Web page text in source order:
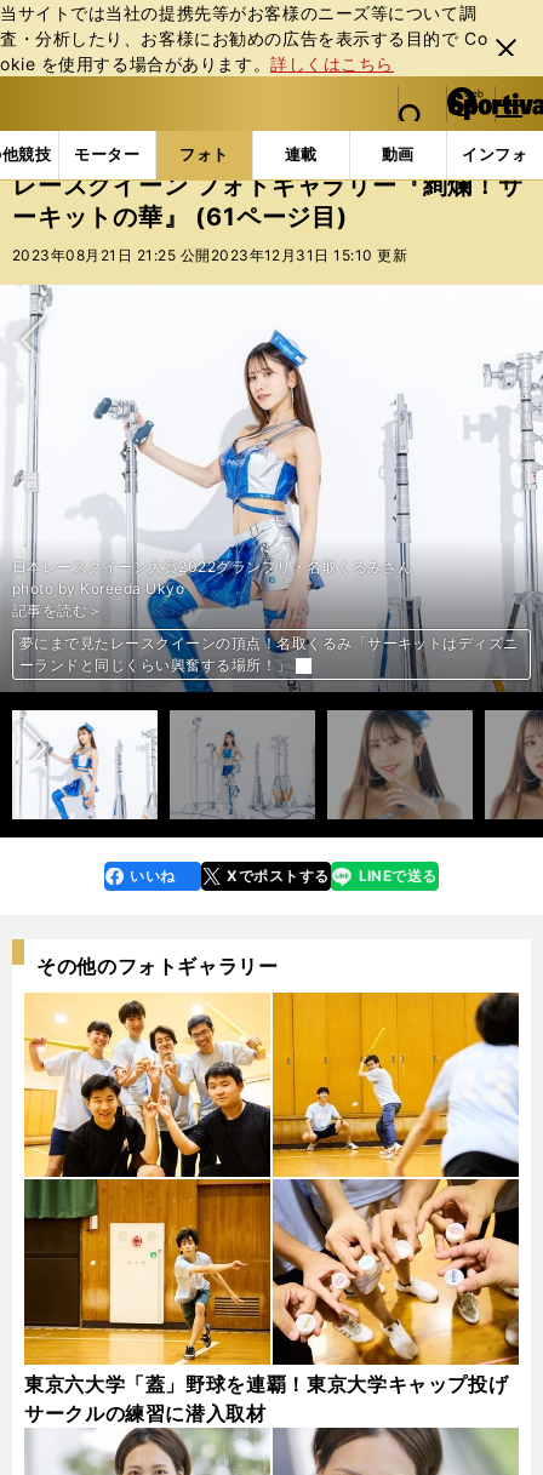
当サイトでは当社の提携先等がお客様のニーズ等について調
査・分析したり、お客様にお勧めの広告を表⽰する⽬的で Co
okie を使⽤する場合があります。詳しくはこちら
閉じ
る
web Sportiva (webスポルティーバ)
検索
マイペ
ー
ジ
メニュ
競技 モーター フォト 連載 動画 インフォ
b
ス
ポ
ル
ー
バ
フォトギャラリー スポーツビーナスギャラリー レ
レースクイーン フォトギャラリー『絢爛！サ
ーキットの華』 (61ページ目)
2023年08月21日 21:25 公開 2023年12月31日 15:10 更新
次へ
photo by Yoshida Shigenobu
前編「DeNAチア、RIZINガール、ファッションモデル...19人のレースク
イーンがスーパーフォーミュラに集結！」＞＞
後編「伝説のトップレースクイーンやK-1ガールズも...19人のレースクイ
ーンがサーキットに華を添える！」＞＞
photo by Yoshida Shigenobu
前編「DeNAチア、RIZINガール、ファッションモデル...19人のレースク
イーンがスーパーフォーミュラに集結！」＞＞
後編「伝説のトップレースクイーンやK-1ガールズも...19人のレースクイ
ーンがサーキットに華を添える！」＞＞
photo by Yoshida Shigenobu
前編「DeNAチア、RIZINガール、ファッションモデル...19人のレースク
イーンがスーパーフォーミュラに集結！」＞＞
後編「伝説のトップレースクイーンやK-1ガールズも...19人のレースクイ
ーンがサーキットに華を添える！」＞＞
photo by Yoshida Shigenobu
前編「DeNAチア、RIZINガール、ファッションモデル...19人のレースク
イーンがスーパーフォーミュラに集結！」＞＞
後編「伝説のトップレースクイーンやK-1ガールズも...19人のレースクイ
ーンがサーキットに華を添える！」＞＞
photo by Yoshida Shigenobu
前編「DeNAチア、RIZINガール、ファッションモデル...19人のレースク
イーンがスーパーフォーミュラに集結！」＞＞
後編「伝説のトップレースクイーンやK-1ガールズも...19人のレースクイ
ーンがサーキットに華を添える！」＞＞
photo by Yoshida Shigenobu
前編「DeNAチア、RIZINガール、ファッションモデル...19人のレースク
イーンがスーパーフォーミュラに集結！」＞＞
後編「伝説のトップレースクイーンやK-1ガールズも...19人のレースクイ
ーンがサーキットに華を添える！」＞＞
photo by Yoshida Shigenobu
前編「DeNAチア、RIZINガール、ファッションモデル...19人のレースク
イーンがスーパーフォーミュラに集結！」＞＞
後編「伝説のトップレースクイーンやK-1ガールズも...19人のレースクイ
ーンがサーキットに華を添える！」＞＞
photo by Yoshida Shigenobu
前編「DeNAチア、RIZINガール、ファッションモデル...19人のレースク
イーンがスーパーフォーミュラに集結！」＞＞
後編「伝説のトップレースクイーンやK-1ガールズも...19人のレースクイ
ーンがサーキットに華を添える！」＞＞
photo by Yoshida Shigenobu
前編「DeNAチア、RIZINガール、ファッションモデル...19人のレースク
イーンがスーパーフォーミュラに集結！」＞＞
後編「伝説のトップレースクイーンやK-1ガールズも...19人のレースクイ
ーンがサーキットに華を添える！」＞＞
photo by Yoshida Shigenobu
前編「DeNAチア、RIZINガール、ファッションモデル...19人のレースク
イーンがスーパーフォーミュラに集結！」＞＞
後編「伝説のトップレースクイーンやK-1ガールズも...19人のレースクイ
ーンがサーキットに華を添える！」＞＞
photo by Yoshida Shigenobu
前編「DeNAチア、RIZINガール、ファッションモデル...19人のレースク
イーンがスーパーフォーミュラに集結！」＞＞
後編「伝説のトップレースクイーンやK-1ガールズも...19人のレースクイ
ーンがサーキットに華を添える！」＞＞
photo by Yoshida Shigenobu
前編「DeNAチア、RIZINガール、ファッションモデル...19人のレースク
イーンがスーパーフォーミュラに集結！」＞＞
後編「伝説のトップレースクイーンやK-1ガールズも...19人のレースクイ
ーンがサーキットに華を添える！」＞＞
photo by Yoshida Shigenobu
前編「DeNAチア、RIZINガール、ファッションモデル...19人のレースク
イーンがスーパーフォーミュラに集結！」＞＞
後編「伝説のトップレースクイーンやK-1ガールズも...19人のレースクイ
ーンがサーキットに華を添える！」＞＞
photo by Yoshida Shigenobu
前編「DeNAチア、RIZINガール、ファッションモデル...19人のレースク
イーンがスーパーフォーミュラに集結！」＞＞
後編「伝説のトップレースクイーンやK-1ガールズも...19人のレースクイ
ーンがサーキットに華を添える！」＞＞
photo by Yoshida Shigenobu
前編「DeNAチア、RIZINガール、ファッションモデル...19人のレースク
イーンがスーパーフォーミュラに集結！」＞＞
後編「伝説のトップレースクイーンやK-1ガールズも...19人のレースクイ
ーンがサーキットに華を添える！」＞＞
photo by Yoshida Shigenobu
前編「DeNAチア、RIZINガール、ファッションモデル...19人のレースク
イーンがスーパーフォーミュラに集結！」＞＞
後編「伝説のトップレースクイーンやK-1ガールズも...19人のレースクイ
ーンがサーキットに華を添える！」＞＞
photo by Yoshida Shigenobu
前編「DeNAチア、RIZINガール、ファッションモデル...19人のレースク
イーンがスーパーフォーミュラに集結！」＞＞
後編「伝説のトップレースクイーンやK-1ガールズも...19人のレースクイ
ーンがサーキットに華を添える！」＞＞
photo by Yoshida Shigenobu
前編「DeNAチア、RIZINガール、ファッションモデル...19人のレースク
イーンがスーパーフォーミュラに集結！」＞＞
後編「伝説のトップレースクイーンやK-1ガールズも...19人のレースクイ
ーンがサーキットに華を添える！」＞＞
photo by Yoshida Shigenobu
前編「DeNAチア、RIZINガール、ファッションモデル...19人のレースク
イーンがスーパーフォーミュラに集結！」＞＞
後編「伝説のトップレースクイーンやK-1ガールズも...19人のレースクイ
ーンがサーキットに華を添える！」＞＞
photo by Yoshida Shigenobu
前編「DeNAチア、RIZINガール、ファッションモデル...19人のレースク
イーンがスーパーフォーミュラに集結！」＞＞
後編「伝説のトップレースクイーンやK-1ガールズも...19人のレースクイ
ーンがサーキットに華を添える！」＞＞
photo by Yoshida Shigenobu
後編「伝説のトップレースクイーンやK-1ガールズも...19人のレースクイ
ーンがサーキットに華を添える！」＞＞
前編「DeNAチア、RIZINガール、ファッションモデル...19人のレースク
イーンがスーパーフォーミュラに集結！」＞＞
photo by Yoshida Shigenobu
後編「伝説のトップレースクイーンやK-1ガールズも...19人のレースクイ
ーンがサーキットに華を添える！」＞＞
前編「DeNAチア、RIZINガール、ファッションモデル...19人のレースク
イーンがスーパーフォーミュラに集結！」＞＞
photo by Yoshida Shigenobu
後編「伝説のトップレースクイーンやK-1ガールズも...19人のレースクイ
ーンがサーキットに華を添える！」＞＞
前編「DeNAチア、RIZINガール、ファッションモデル...19人のレースク
イーンがスーパーフォーミュラに集結！」＞＞
photo by Yoshida Shigenobu
後編「伝説のトップレースクイーンやK-1ガールズも...19人のレースクイ
ーンがサーキットに華を添える！」＞＞
前編「DeNAチア、RIZINガール、ファッションモデル...19人のレースク
イーンがスーパーフォーミュラに集結！」＞＞
photo by Yoshida Shigenobu
後編「伝説のトップレースクイーンやK-1ガールズも...19人のレースクイ
ーンがサーキットに華を添える！」＞＞
前編「DeNAチア、RIZINガール、ファッションモデル...19人のレースク
イーンがスーパーフォーミュラに集結！」＞＞
photo by Yoshida Shigenobu
後編「伝説のトップレースクイーンやK-1ガールズも...19人のレースクイ
ーンがサーキットに華を添える！」＞＞
前編「DeNAチア、RIZINガール、ファッションモデル...19人のレースク
イーンがスーパーフォーミュラに集結！」＞＞
photo by Yoshida Shigenobu
後編「伝説のトップレースクイーンやK-1ガールズも...19人のレースクイ
ーンがサーキットに華を添える！」＞＞
前編「DeNAチア、RIZINガール、ファッションモデル...19人のレースク
イーンがスーパーフォーミュラに集結！」＞＞
photo by Yoshida Shigenobu
後編「伝説のトップレースクイーンやK-1ガールズも...19人のレースクイ
ーンがサーキットに華を添える！」＞＞
前編「DeNAチア、RIZINガール、ファッションモデル...19人のレースク
イーンがスーパーフォーミュラに集結！」＞＞
photo by Yoshida Shigenobu
後編「伝説のトップレースクイーンやK-1ガールズも...19人のレースクイ
ーンがサーキットに華を添える！」＞＞
前編「DeNAチア、RIZINガール、ファッションモデル...19人のレースク
イーンがスーパーフォーミュラに集結！」＞＞
photo by Yoshida Shigenobu
後編「伝説のトップレースクイーンやK-1ガールズも...19人のレースクイ
ーンがサーキットに華を添える！」＞＞
前編「DeNAチア、RIZINガール、ファッションモデル...19人のレースク
イーンがスーパーフォーミュラに集結！」＞＞
photo by Yoshida Shigenobu
後編「伝説のトップレースクイーンやK-1ガールズも...19人のレースクイ
ーンがサーキットに華を添える！」＞＞
前編「DeNAチア、RIZINガール、ファッションモデル...19人のレースク
イーンがスーパーフォーミュラに集結！」＞＞
photo by Yoshida Shigenobu
後編「伝説のトップレースクイーンやK-1ガールズも...19人のレースクイ
ーンがサーキットに華を添える！」＞＞
前編「DeNAチア、RIZINガール、ファッションモデル...19人のレースク
イーンがスーパーフォーミュラに集結！」＞＞
photo by Yoshida Shigenobu
後編「伝説のトップレースクイーンやK-1ガールズも...19人のレースクイ
ーンがサーキットに華を添える！」＞＞
前編「DeNAチア、RIZINガール、ファッションモデル...19人のレースク
イーンがスーパーフォーミュラに集結！」＞＞
photo by Yoshida Shigenobu
後編「伝説のトップレースクイーンやK-1ガールズも...19人のレースクイ
ーンがサーキットに華を添える！」＞＞
前編「DeNAチア、RIZINガール、ファッションモデル...19人のレースク
イーンがスーパーフォーミュラに集結！」＞＞
photo by Yoshida Shigenobu
後編「伝説のトップレースクイーンやK-1ガールズも...19人のレースクイ
ーンがサーキットに華を添える！」＞＞
前編「DeNAチア、RIZINガール、ファッションモデル...19人のレースク
イーンがスーパーフォーミュラに集結！」＞＞
photo by Yoshida Shigenobu
後編「伝説のトップレースクイーンやK-1ガールズも...19人のレースクイ
ーンがサーキットに華を添える！」＞＞
前編「DeNAチア、RIZINガール、ファッションモデル...19人のレースク
イーンがスーパーフォーミュラに集結！」＞＞
photo by Yoshida Shigenobu
後編「伝説のトップレースクイーンやK-1ガールズも...19人のレースクイ
ーンがサーキットに華を添える！」＞＞
前編「DeNAチア、RIZINガール、ファッションモデル...19人のレースク
イーンがスーパーフォーミュラに集結！」＞＞
photo by Yoshida Shigenobu
後編「伝説のトップレースクイーンやK-1ガールズも...19人のレースクイ
ーンがサーキットに華を添える！」＞＞
前編「DeNAチア、RIZINガール、ファッションモデル...19人のレースク
イーンがスーパーフォーミュラに集結！」＞＞
夢にまで見たレースクイーンの頂点！名取くるみ「サーキットはディズニ
ーランドと同じくらい興奮する場所！」
夢にまで見たレースクイーンの頂点！名取くるみ「サーキットはディズニ
ーランドと同じくらい興奮する場所！」
夢にまで見たレースクイーンの頂点！名取くるみ「サーキットはディズニ
ーランドと同じくらい興奮する場所！」
夢にまで見たレースクイーンの頂点！名取くるみ「サーキットはディズニ
ーランドと同じくらい興奮する場所！」
夢にまで見たレースクイーンの頂点！名取くるみ「サーキットはディズニ
ーランドと同じくらい興奮する場所！」
夢にまで見たレースクイーンの頂点！名取くるみ「サーキットはディズニ
ーランドと同じくらい興奮する場所！」
夢にまで見たレースクイーンの頂点！名取くるみ「サーキットはディズニ
ーランドと同じくらい興奮する場所！」
夢にまで見たレースクイーンの頂点！名取くるみ「サーキットはディズニ
ーランドと同じくらい興奮する場所！」
夢にまで見たレースクイーンの頂点！名取くるみ「サーキットはディズニ
ーランドと同じくらい興奮する場所！」
夢にまで見たレースクイーンの頂点！名取くるみ「サーキットはディズニ
ーランドと同じくらい興奮する場所！」
夢にまで見たレースクイーンの頂点！名取くるみ「サーキットはディズニ
ーランドと同じくらい興奮する場所！」
夢にまで見たレースクイーンの頂点！名取くるみ「サーキットはディズニ
ーランドと同じくらい興奮する場所！」
夢にまで見たレースクイーンの頂点！名取くるみ「サーキットはディズニ
ーランドと同じくらい興奮する場所！」
夢にまで見たレースクイーンの頂点！名取くるみ「サーキットはディズニ
ーランドと同じくらい興奮する場所！」
夢にまで見たレースクイーンの頂点！名取くるみ「サーキットはディズニ
ーランドと同じくらい興奮する場所！」
夢にまで見たレースクイーンの頂点！名取くるみ「サーキットはディズニ
ーランドと同じくらい興奮する場所！」
夢にまで見たレースクイーンの頂点！名取くるみ「サーキットはディズニ
ーランドと同じくらい興奮する場所！」
夢にまで見たレースクイーンの頂点！名取くるみ「サーキットはディズニ
ーランドと同じくらい興奮する場所！」
夢にまで見たレースクイーンの頂点！名取くるみ「サーキットはディズニ
ーランドと同じくらい興奮する場所！」
夢にまで見たレースクイーンの頂点！名取くるみ「サーキットはディズニ
ーランドと同じくらい興奮する場所！」
夢にまで見たレースクイーンの頂点！名取くるみ「サーキットはディズニ
ーランドと同じくらい興奮する場所！」
夢にまで見たレースクイーンの頂点！名取くるみ「サーキットはディズニ
ーランドと同じくらい興奮する場所！」
日本レースクイーン大賞2022グランプリ・名取くるみさん
photo by Koreeda Ukyo
記事を読む＞
夢にまで見たレースクイーンの頂点！名取くるみ「サーキットはディズニ
ーランドと同じくらい興奮する場所！」
夢にまで見たレースクイーンの頂点！名取くるみ「サーキットはディズニ
ーランドと同じくらい興奮する場所！」
夢にまで見たレースクイーンの頂点！名取くるみ「サーキットはディズニ
ーランドと同じくらい興奮する場所！」
夢にまで見たレースクイーンの頂点！名取くるみ「サーキットはディズニ
ーランドと同じくらい興奮する場所！」
夢にまで見たレースクイーンの頂点！名取くるみ「サーキットはディズニ
ーランドと同じくらい興奮する場所！」
夢にまで見たレースクイーンの頂点！名取くるみ「サーキットはディズニ
ーランドと同じくらい興奮する場所！」
夢にまで見たレースクイーンの頂点！名取くるみ「サーキットはディズニ
ーランドと同じくらい興奮する場所！」
夢にまで見たレースクイーンの頂点！名取くるみ「サーキットはディズニ
ーランドと同じくらい興奮する場所！」
夢にまで見たレースクイーンの頂点！名取くるみ「サーキットはディズニ
ーランドと同じくらい興奮する場所！」
夢にまで見たレースクイーンの頂点！名取くるみ「サーキットはディズニ
ーランドと同じくらい興奮する場所！」
夢にまで見たレースクイーンの頂点！名取くるみ「サーキットはディズニ
ーランドと同じくらい興奮する場所！」
夢にまで見たレースクイーンの頂点！名取くるみ「サーキットはディズニ
ーランドと同じくらい興奮する場所！」
夢にまで見たレースクイーンの頂点！名取くるみ「サーキットはディズニ
ーランドと同じくらい興奮する場所！」
夢にまで見たレースクイーンの頂点！名取くるみ「サーキットはディズニ
ーランドと同じくらい興奮する場所！」
夢にまで見たレースクイーンの頂点！名取くるみ「サーキットはディズニ
ーランドと同じくらい興奮する場所！」
夢にまで見たレースクイーンの頂点！名取くるみ「サーキットはディズニ
ーランドと同じくらい興奮する場所！」
夢にまで見たレースクイーンの頂点！名取くるみ「サーキットはディズニ
ーランドと同じくらい興奮する場所！」
夢にまで見たレースクイーンの頂点！名取くるみ「サーキットはディズニ
ーランドと同じくらい興奮する場所！」
夢にまで見たレースクイーンの頂点！名取くるみ「サーキットはディズニ
ーランドと同じくらい興奮する場所！」
夢にまで見たレースクイーンの頂点！名取くるみ「サーキットはディズニ
ーランドと同じくらい興奮する場所！」
夢にまで見たレースクイーンの頂点！名取くるみ「サーキットはディズニ
ーランドと同じくらい興奮する場所！」
人気No.1レースクイーン軍団「ZENTsweeties」2023最新コスチューム
でスーパーGTシリーズを盛り上げる！
人気No.1レースクイーン軍団「ZENTsweeties」2023最新コスチューム
でスーパーGTシリーズを盛り上げる！
人気No.1レースクイーン軍団「ZENTsweeties」2023最新コスチューム
でスーパーGTシリーズを盛り上げる！
人気No.1レースクイーン軍団「ZENTsweeties」2023最新コスチューム
でスーパーGTシリーズを盛り上げる！
人気No.1レースクイーン軍団「ZENTsweeties」2023最新コスチューム
でスーパーGTシリーズを盛り上げる！
人気No.1レースクイーン軍団「ZENTsweeties」2023最新コスチューム
でスーパーGTシリーズを盛り上げる！
人気No.1レースクイーン軍団「ZENTsweeties」2023最新コスチューム
でスーパーGTシリーズを盛り上げる！
人気No.1レースクイーン軍団「ZENTsweeties」2023最新コスチューム
でスーパーGTシリーズを盛り上げる！
人気No.1レースクイーン軍団「ZENTsweeties」2023最新コスチューム
でスーパーGTシリーズを盛り上げる！
人気No.1レースクイーン軍団「ZENTsweeties」2023最新コスチューム
でスーパーGTシリーズを盛り上げる！
人気No.1レースクイーン軍団「ZENTsweeties」2023最新コスチューム
でスーパーGTシリーズを盛り上げる！
人気No.1レースクイーン軍団「ZENTsweeties」2023最新コスチューム
でスーパーGTシリーズを盛り上げる！
人気No.1レースクイーン軍団「ZENTsweeties」2023最新コスチューム
でスーパーGTシリーズを盛り上げる！
人気No.1レースクイーン軍団「ZENTsweeties」2023最新コスチューム
でスーパーGTシリーズを盛り上げる！
人気No.1レースクイーン軍団「ZENTsweeties」2023最新コスチューム
でスーパーGTシリーズを盛り上げる！
人気No.1レースクイーン軍団「ZENTsweeties」2023最新コスチューム
でスーパーGTシリーズを盛り上げる！
人気No.1レースクイーン軍団「ZENTsweeties」2023最新コスチューム
でスーパーGTシリーズを盛り上げる！
人気No.1レースクイーン軍団「ZENTsweeties」2023最新コスチューム
でスーパーGTシリーズを盛り上げる！
人気No.1レースクイーン軍団「ZENTsweeties」2023最新コスチューム
でスーパーGTシリーズを盛り上げる！
人気No.1レースクイーン軍団「ZENTsweeties」2023最新コスチューム
でスーパーGTシリーズを盛り上げる！
人気No.1レースクイーン軍団「ZENTsweeties」2023最新コスチューム
でスーパーGTシリーズを盛り上げる！
人気No.1レースクイーン軍団「ZENTsweeties」2023最新コスチューム
でスーパーGTシリーズを盛り上げる！
人気No.1レースクイーン軍団「ZENTsweeties」2023最新コスチューム
でスーパーGTシリーズを盛り上げる！
人気No.1レースクイーン軍団「ZENTsweeties」2023最新コスチューム
でスーパーGTシリーズを盛り上げる！
人気No.1レースクイーン軍団「ZENTsweeties」2023最新コスチューム
でスーパーGTシリーズを盛り上げる！
人気No.1レースクイーン軍団「ZENTsweeties」2023最新コスチューム
でスーパーGTシリーズを盛り上げる！
人気No.1レースクイーン軍団「ZENTsweeties」2023最新コスチューム
でスーパーGTシリーズを盛り上げる！
前へ
faceboo
k
いいね Xでポストする
line LINEで送る
その他のフォトギャラリー
東京六大学「蓋」野球を連覇！東京大学キャップ投げ
サークルの練習に潜入取材